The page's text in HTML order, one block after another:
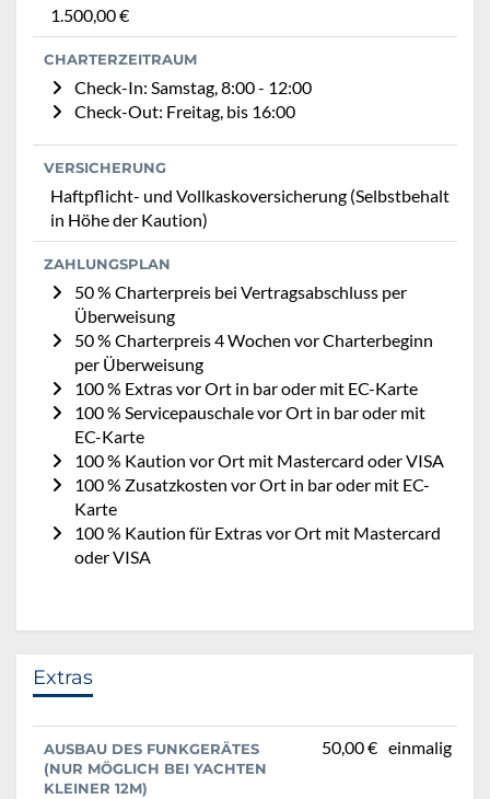
1.500,00 €
CHARTERZEITRAUM
Check-In: Samstag, 8:00 - 12:00
Check-Out: Freitag, bis 16:00
VERSICHERUNG
Haftpflicht- und Vollkaskoversicherung (Selbstbehalt
in Höhe der Kaution)
ZAHLUNGSPLAN
50 % Charterpreis bei Vertragsabschluss per
Überweisung
50 % Charterpreis 4 Wochen vor Charterbeginn
per Überweisung
100 % Extras vor Ort in bar oder mit EC-Karte
100 % Servicepauschale vor Ort in bar oder mit
EC-Karte
100 % Kaution vor Ort mit Mastercard oder VISA
100 % Zusatzkosten vor Ort in bar oder mit EC-
Karte
100 % Kaution für Extras vor Ort mit Mastercard
oder VISA
Extras
AUSBAU DES FUNKGERÄTES
(NUR MÖGLICH BEI YACHTEN
KLEINER 12M)
50,00 € einmalig